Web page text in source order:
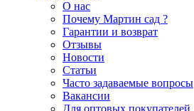
О нас
Почему Мартин сад ?
Гарантии и возврат
Отзывы
Новости
Статьи
Часто задаваемые вопросы
Вакансии
Для оптовых покупателей